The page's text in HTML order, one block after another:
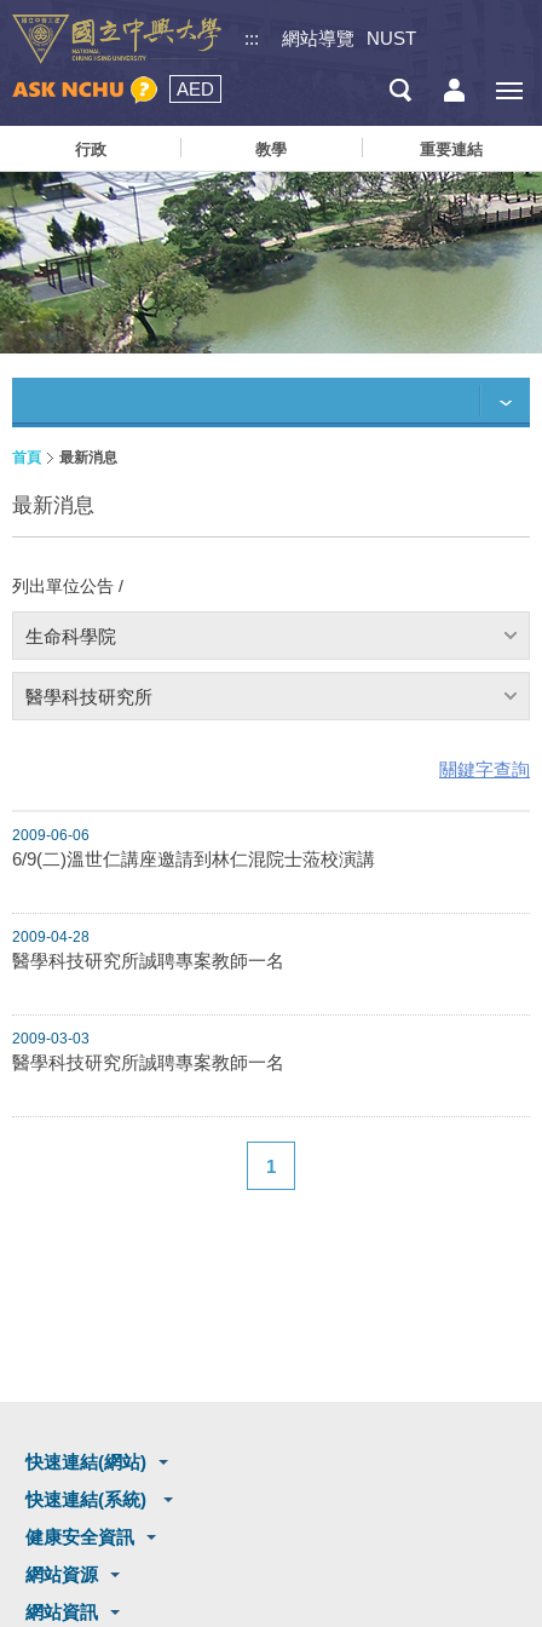
::: 網站導覽 NUST
AED
行政 教學 重要連結
首頁 最新消息
最新消息
列出單位公告 /
生命科學院
醫學科技研究所
關鍵字查詢
2009-06-06
6/9(二)溫世仁講座邀請到林仁混院士蒞校演講
2009-04-28
醫學科技研究所誠聘專案教師一名
2009-03-03
醫學科技研究所誠聘專案教師一名
1
快速連結(網站)
快速連結(系統)
健康安全資訊
網站資源
網站資訊